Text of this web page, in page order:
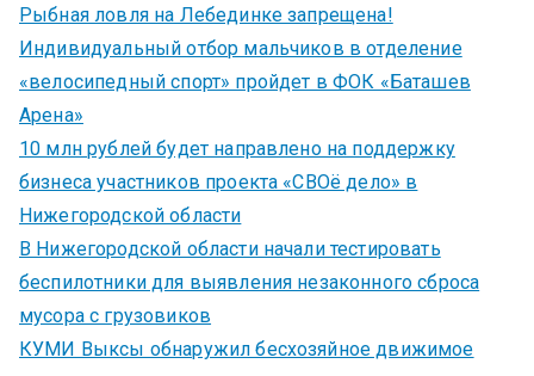
Рыбная ловля на Лебединке запрещена!
Индивидуальный отбор мальчиков в отделение
«велосипедный спорт» пройдет в ФОК «Баташев
Арена»
10 млн рублей будет направлено на поддержку
бизнеса участников проекта «СВОё дело» в
Нижегородской области
В Нижегородской области начали тестировать
беспилотники для выявления незаконного сброса
мусора с грузовиков
КУМИ Выксы обнаружил бесхозяйное движимое